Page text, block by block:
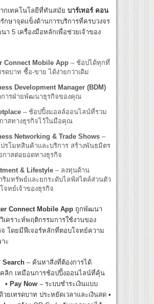
กเทคโนโลยีที่ทันสมัย บาร์เทอร์ คอน
รักษาจุดแข็งด้านการบริการที่ครบวงจร
า 5 เครื่องมือหลักเพื่อช่วยเจ้าของ
Connect Mobile App – ช้อปได้ทุกที่
รดบาท ซื้อ-ขาย ได้ง่ายกว่าเดิม
Development Manager (BDM)
การฝ่ายพัฒนาธุรกิจของคุณ
– ช้อปปิ้งมอลล์ออนไลน์ที่รวม
าสทางธุรกิจไว้ในมือคุณ
Networking & Trade Shows –
รโมทสินค้าและบริการ สร้างพันธมิตร
กาสต่อยอดทางธุรกิจ
& Lifestyle – ลงทุนด้าน
ริมทรัพย์และยกระดับไลฟ์สไตล์ส่วนตัว
จทย์เจ้าของธุรกิจ
Connect Mobile App ถูกพัฒนา
เคราะห์พฤติกรรมการใช้งานของ
จ โดยมีฟีเจอร์หลักที่ตอบโจทย์ความ
ะ
Search – ค้นหาสิ่งที่ต้องการได้
ลิก เหมือนการช้อปปิ้งออนไลน์ที่คุ้น
• Pay Now – ระบบชำระเงินแบบ
วยเทรดบาท ประหยัดเวลาและเงินสด •